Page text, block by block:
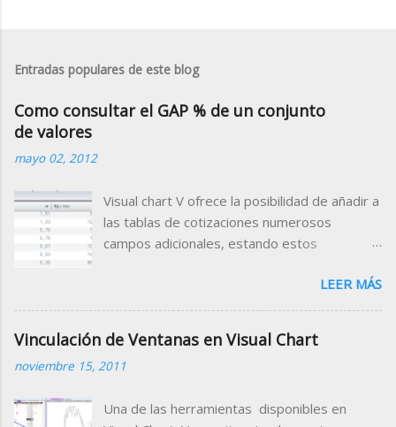
Entradas populares de este blog
Como consultar el GAP % de un conjunto
de valores
mayo 02, 2012
Visual chart V ofrece la posibilidad de añadir a
las tablas de cotizaciones numerosos
campos adicionales, estando estos
tiempo real, valor de indicadores, datos
fundamentales, rating etc.) Para el Mercado
Porcentual que muestra porcentualmente la
diferencia de la apertura con respecto al
de este dato en una tabla de cotizaciones,
LEER MÁS
Vinculación de Ventanas en Visual Chart
noviembre 15, 2011
Una de las herramientas disponibles en